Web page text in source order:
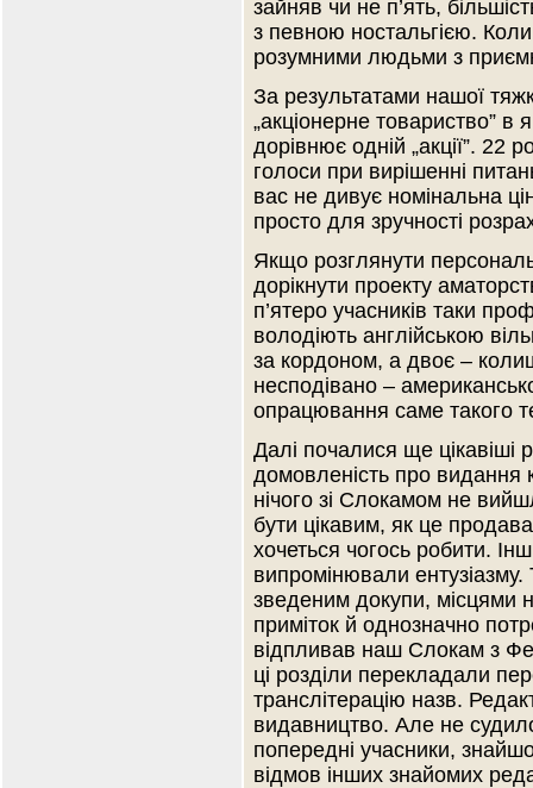
зайняв чи не п’ять,
з певною ностальгією.
розумними людьми з
За результатами нашої
„акціонерне
дорівнює одній „акції”.
голоси при вирішенні
вас не дивує номінальна
просто для зручності
Якщо розглянути
дорікнути проекту
п’ятеро учасників таки
володіють англійською
за кордоном, а двоє –
несподівано –
опрацювання саме такого
Далі почалися ще цікавіші
домовленість про видання
нічого зі Слокамом не
бути цікавим, як це
хочеться чогось робити.
випромінювали
зведеним докупи, місцями
приміток й однозначно
відпливав наш Слокам з
ці розділи перекладали
транслітерацію назв.
видавництво. Але не
попередні учасники,
відмов інших знайомих